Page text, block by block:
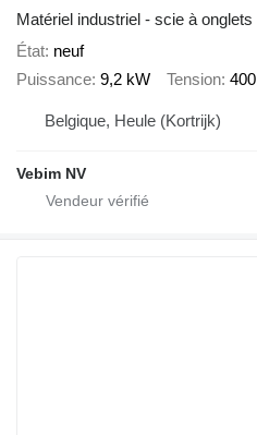
Matériel industriel - scie à onglets
État neuf
Puissance 9,2 kW Tension 400
Belgique, Heule (Kortrijk)
Vebim NV